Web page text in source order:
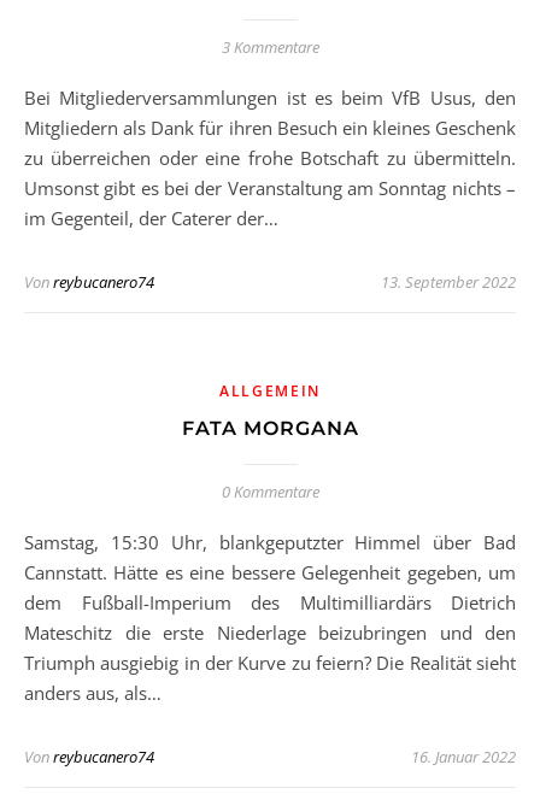
3 Kommentare
Bei Mitgliederversammlungen ist es beim VfB Usus, den
Mitgliedern als Dank für ihren Besuch ein kleines Geschenk
zu überreichen oder eine frohe Botschaft zu übermitteln.
Umsonst gibt es bei der Veranstaltung am Sonntag nichts –
im Gegenteil, der Caterer der…
Vonreybucanero74 13. September 2022
ALLGEMEIN
FATA MORGANA
0 Kommentare
Samstag, 15:30 Uhr, blankgeputzter Himmel über Bad
Cannstatt. Hätte es eine bessere Gelegenheit gegeben, um
dem Fußball-Imperium des Multimilliardärs Dietrich
Mateschitz die erste Niederlage beizubringen und den
Triumph ausgiebig in der Kurve zu feiern? Die Realität sieht
anders aus, als…
Vonreybucanero74 16. Januar 2022